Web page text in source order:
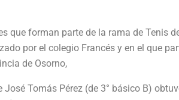
que forman parte de la rama de Tenis
por el colegio Francés y en el que
de Osorno,
Tomás Pérez (de 3° básico B)